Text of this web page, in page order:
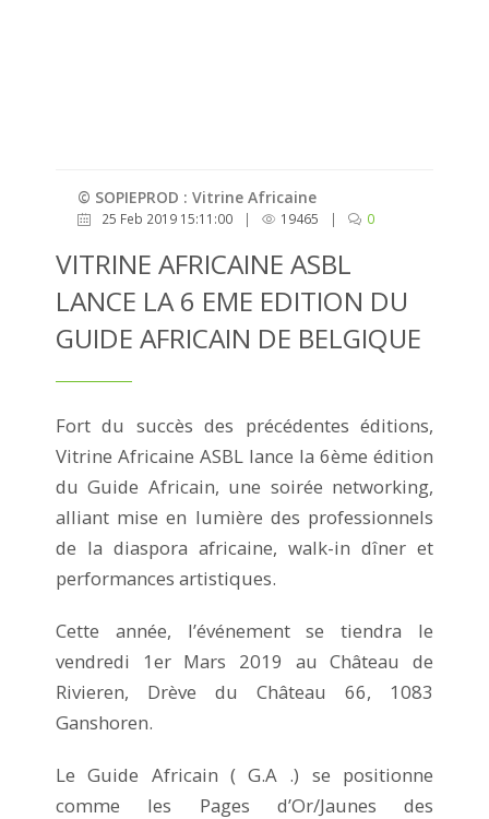
© SOPIEPROD : Vitrine Africaine
25 Feb 2019 15:11:00 | 19465 | 0
VITRINE AFRICAINE ASBL
LANCE LA 6 EME EDITION DU
GUIDE AFRICAIN DE BELGIQUE
Fort du succès des précédentes éditions,
Vitrine Africaine ASBL lance la 6ème édition
du Guide Africain, une soirée networking,
alliant mise en lumière des professionnels
de la diaspora africaine, walk-in dîner et
performances artistiques.
Cette année, l’événement se tiendra le
vendredi 1er Mars 2019 au Château de
Rivieren, Drève du Château 66, 1083
Ganshoren.
Le Guide Africain ( G.A .) se positionne
comme les Pages d’Or/Jaunes des